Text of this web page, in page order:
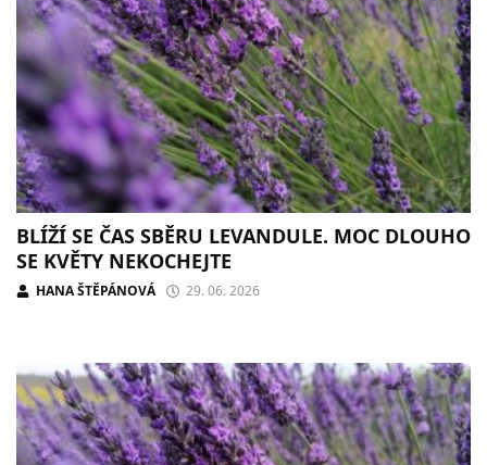
BLÍŽÍ SE ČAS SBĚRU LEVANDULE. MOC DLOUHO
SE KVĚTY NEKOCHEJTE
HANA ŠTĚPÁNOVÁ 29. 06. 2026